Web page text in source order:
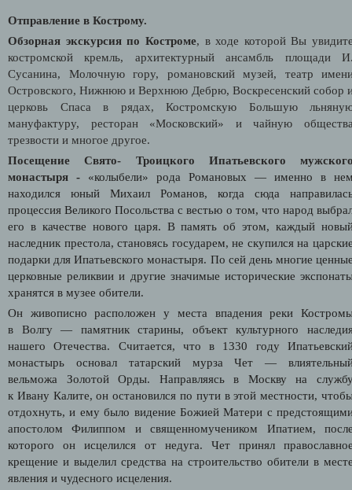
Отправление в Кострому.
Обзорная экскурсия по Костроме, в ходе которой Вы
костромской кремль, архитектурный ансамбль площади
Сусанина, Молочную гору, романовский музей, театр
Островского, Нижнюю и Верхнюю Дебрю, Воскресенский собор
церковь Спаса в рядах, Костромскую Большую
мануфактуру, ресторан «Московский» и чайную
трезвости и многое другое.
Посещение Свято- Троицкого Ипатьевского
монастыря - «колыбели» рода Романовых — именно в
находился юный Михаил Романов, когда сюда
процессия Великого Посольства с вестью о том, что народ
его в качестве нового царя. В память об этом, каждый
наследник престола, становясь государем, не скупился на
подарки для Ипатьевского монастыря. По сей день многие
церковные реликвии и другие значимые исторические
хранятся в музее обители.
Он живописно расположен у места впадения реки
в Волгу — памятник старины, объект культурного
нашего Отечества. Считается, что в 1330 году
монастырь основал татарский мурза Чет —
вельможа Золотой Орды. Направляясь в Москву на
к Ивану Калите, он остановился по пути в этой местности,
отдохнуть, и ему было видение Божией Матери с
апостолом Филиппом и священномучеником Ипатием,
которого он исцелился от недуга. Чет принял
крещение и выделил средства на строительство обители в
явления и чудесного исцеления.